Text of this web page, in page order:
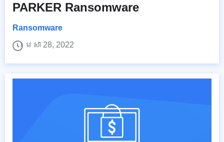
PARKER Ransomware
Ransomware
មេសា 28, 2022